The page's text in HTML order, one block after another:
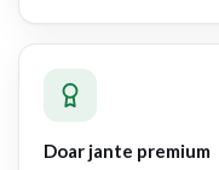
Doar jante premium